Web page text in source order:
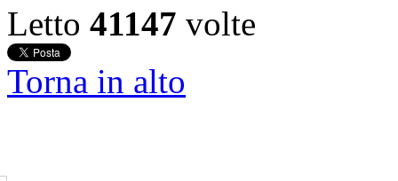
Letto 41147 volte
Torna in alto